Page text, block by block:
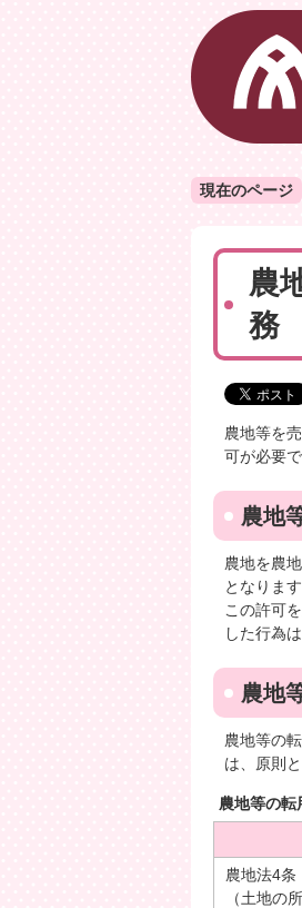
現在のページ
農
務
農地等を
可が必要
農地
農地を農
となります
この許可
した行為
農地
農地等の
は、原則
農地等の転
農地法4条
（土地の